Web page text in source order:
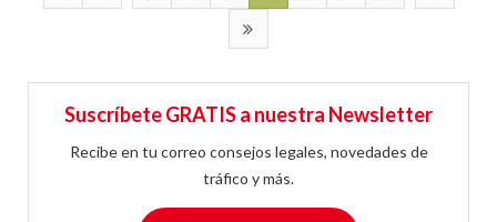
Suscríbete GRATIS a nuestra Newsletter
Recibe en tu correo consejos legales, novedades de
tráfico y más.